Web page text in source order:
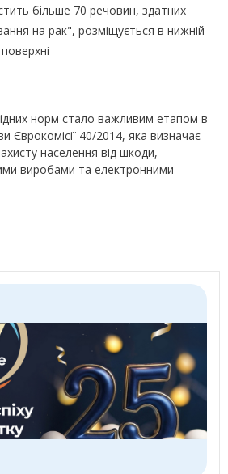
більше 70 речовин, здатних
на рак", розміщується в нижній
норм стало важливим етапом в
Єврокомісії 40/2014, яка визначає
населення від шкоди,
виробами та електронними